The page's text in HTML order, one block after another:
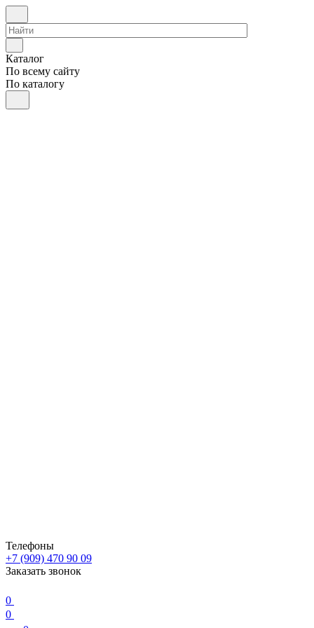
Каталог
По всему сайту
По каталогу
Телефоны
+7 (909) 470 90 09
Заказать звонок
0
0